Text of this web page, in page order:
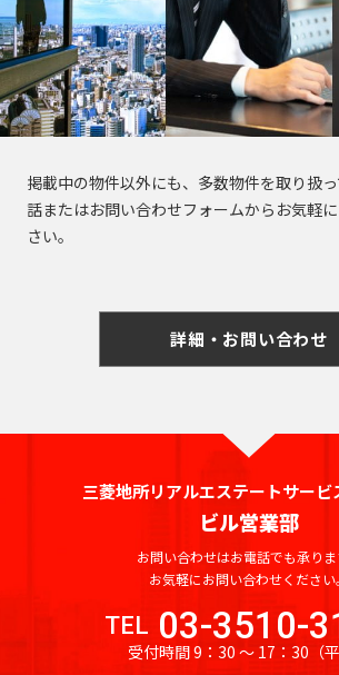
掲載中の物件以外にも、多数物件を取り扱
話またはお問い合わせフォームからお気軽
さい。
詳細・お問い合わせ
三菱地所リアルエステートサービ
ビル営業部
お問い合わせはお電話でも承りま
お気軽にお問い合わせください。
TEL 03-3510-
受付時間 9：30 〜 17：30 （